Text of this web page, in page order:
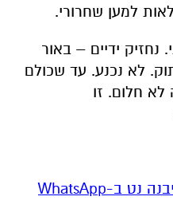
למען שחרורי.
ידיים – באור
לא נכנע. עד שכולם
לא חלום. זו
‏כדי לעקוב אחרי הערוץ גן יבנה נט ב-WhatsApp